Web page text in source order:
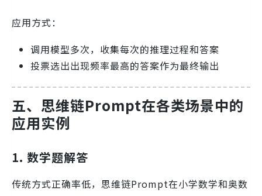
应用方式：
调用模型多次，收集每次的推理过程和答案
投票选出出现频率最高的答案作为最终输出
五、思维链Prompt在各类场景中的
应用实例
1. 数学题解答
传统方式正确率低，思维链Prompt在小学数学和奥数